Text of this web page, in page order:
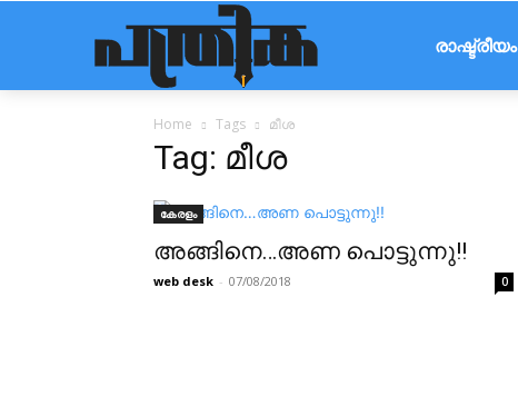
രാഷ്ട്രീയം
Home Tags മീശ
Tag: മീശ
കേരളം
അങ്ങിനെ…അണ പൊട്ടുന്നു!!
web desk - 07/08/2018 0